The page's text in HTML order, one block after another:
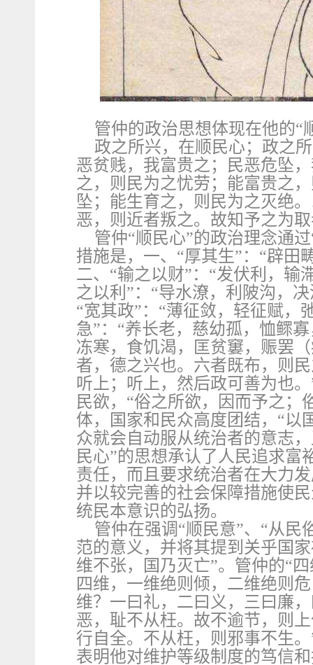
管仲的政治思想体现在他的“
政之所兴，在顺民心；政之
恶贫贱，我富贵之；民恶危坠
之，则民为之忧劳；能富贵之
坠；能生育之，则民为之灭绝
恶，则近者叛之。故知予之为
管仲“顺民心”的政治理念通
措施是，一、“厚其生”：“辟田
二、“输之以财”：“发伏利，输
之以利”：“导水潦，利陂沟，
“宽其政”：“薄征敛，轻征赋，
急”：“养长老，慈幼孤，恤鳏
冻寒，食饥渴，匡贫窶，赈罢
者，德之兴也。六者既布，则
听上；听上，然后政可善为也
民欲，“俗之所欲，因而予之；
体，国家和民众高度团结，“以
众就会自动服从统治者的意志
民心”的思想承认了人民追求富
责任，而且要求统治者在大力
并以较完善的社会保障措施使
统民本意识的弘扬。
管仲在强调“顺民意”、“从民
范的意义，并将其提到关乎国
维不张，国乃灭亡”。管仲的“
四维，一维绝则倾，二维绝则
维？一曰礼，二曰义，三曰廉
恶，耻不从枉。故不逾节，则
行自全。不从枉，则邪事不生
表明他对维护等级制度的笃信